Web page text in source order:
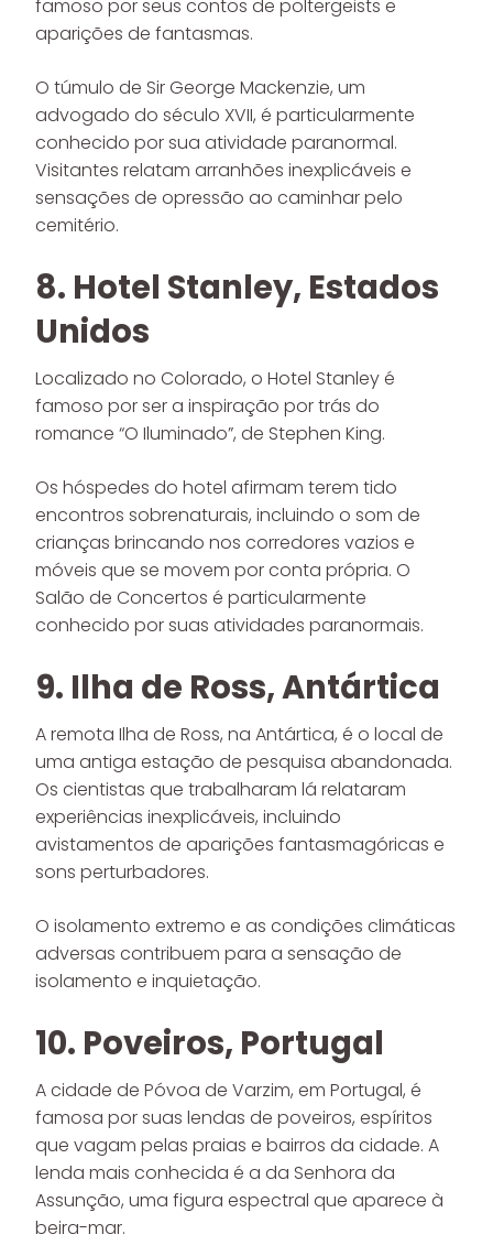
famoso por seus contos de poltergeists e
aparições de fantasmas.
O túmulo de Sir George Mackenzie, um
advogado do século XVII, é particularmente
conhecido por sua atividade paranormal.
Visitantes relatam arranhões inexplicáveis e
sensações de opressão ao caminhar pelo
cemitério.
8. Hotel Stanley, Estados
Unidos
Localizado no Colorado, o Hotel Stanley é
famoso por ser a inspiração por trás do
romance “O Iluminado”, de Stephen King.
Os hóspedes do hotel afirmam terem tido
encontros sobrenaturais, incluindo o som de
crianças brincando nos corredores vazios e
móveis que se movem por conta própria. O
Salão de Concertos é particularmente
conhecido por suas atividades paranormais.
9. Ilha de Ross, Antártica
A remota Ilha de Ross, na Antártica, é o local de
uma antiga estação de pesquisa abandonada.
Os cientistas que trabalharam lá relataram
experiências inexplicáveis, incluindo
avistamentos de aparições fantasmagóricas e
sons perturbadores.
O isolamento extremo e as condições climáticas
adversas contribuem para a sensação de
isolamento e inquietação.
10. Poveiros, Portugal
A cidade de Póvoa de Varzim, em Portugal, é
famosa por suas lendas de poveiros, espíritos
que vagam pelas praias e bairros da cidade. A
lenda mais conhecida é a da Senhora da
Assunção, uma figura espectral que aparece à
beira-mar.